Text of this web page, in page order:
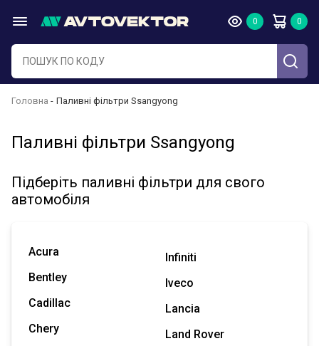
Головна Паливні фільтри Ssangyong
Паливні фільтри Ssangyong
Підберіть паливні фільтри для свого
автомобіля
Acura
Bentley
Cadillac
Chery
Infiniti
Iveco
Lancia
Land Rover